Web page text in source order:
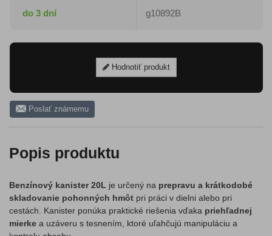
do 3 dní g10892B
Hodnotiť produkt
Poslať známemu
Popis produktu
Benzínový kanister 20L je určený na prepravu a krátkodobé
skladovanie pohonných hmôt pri práci v dielni alebo pri
cestách. Kanister ponúka praktické riešenia vďaka priehľadnej
mierke a uzáveru s tesnením, ktoré uľahčujú manipuláciu a